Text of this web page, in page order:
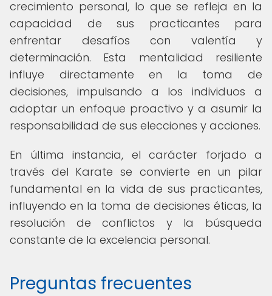
crecimiento personal, lo que se refleja en la
capacidad de sus practicantes para
enfrentar desafíos con valentía y
determinación. Esta mentalidad resiliente
influye directamente en la toma de
decisiones, impulsando a los individuos a
adoptar un enfoque proactivo y a asumir la
responsabilidad de sus elecciones y acciones.
En última instancia, el carácter forjado a
través del Karate se convierte en un pilar
fundamental en la vida de sus practicantes,
influyendo en la toma de decisiones éticas, la
resolución de conflictos y la búsqueda
constante de la excelencia personal.
Preguntas frecuentes